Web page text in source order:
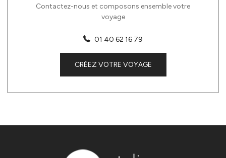
Contactez-nous et composons ensemble votre
voyage
01 40 62 16 79
CRÉEZ VOTRE VOYAGE